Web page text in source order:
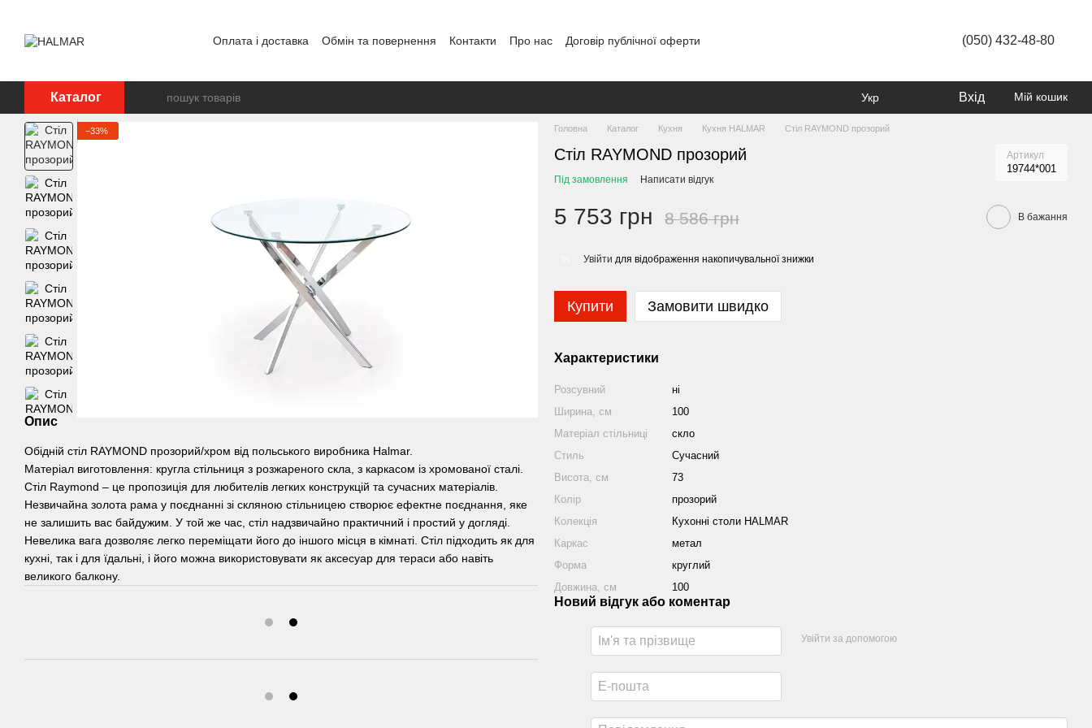
Оплата і доставка Обмін та повернення Контакти Про нас Договір публічної оферти (050) 432-48-80
Каталог Укр Вхід Мій кошик
−33%
Опис
Обідній стіл RAYMOND прозорий/хром від польського виробника Halmar.
Матеріал виготовлення: кругла стільниця з розжареного скла, з каркасом із хромованої сталі.
Стіл Raymond – це пропозиція для любителів легких конструкцій та сучасних матеріалів.
Незвичайна золота рама у поєднанні зі скляною стільницею створює ефектне поєднання, яке
не залишить вас байдужим. У той же час, стіл надзвичайно практичний і простий у догляді.
Невелика вага дозволяє легко переміщати його до іншого місця в кімнаті. Стіл підходить як для
кухні, так і для їдальні, і його можна використовувати як аксесуар для тераси або навіть
великого балкону.
Головна Каталог Кухня Кухня HALMAR Стіл RAYMOND прозорий
Стіл RAYMOND прозорий Артикул
19744*001
Під замовлення Написати відгук
5 753 грн 8 586 грн В бажання
Увійти для відображення накопичувальної знижки
Купити Замовити швидко
Характеристики
Розсувний
ні
Ширина, см
100
Матеріал стільниці
скло
Стиль
Сучасний
Висота, см
73
Колір
прозорий
Колекція
Кухонні столи HALMAR
Каркас
метал
Форма
круглий
Довжина, см
100
Новий відгук або коментар
Увійти за допомогою